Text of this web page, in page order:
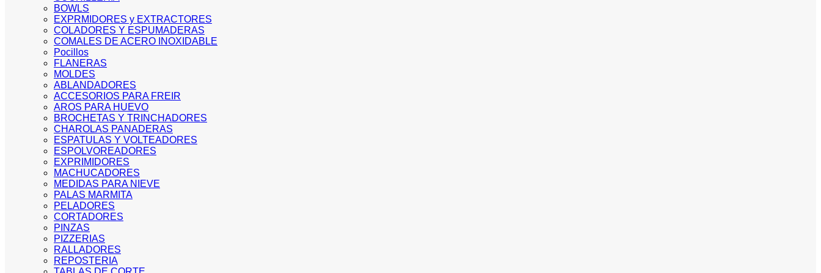
BOWLS
EXPRMIDORES y EXTRACTORES
COLADORES Y ESPUMADERAS
COMALES DE ACERO INOXIDABLE
Pocillos
FLANERAS
MOLDES
ABLANDADORES
ACCESORIOS PARA FREIR
AROS PARA HUEVO
BROCHETAS Y TRINCHADORES
CHAROLAS PANADERAS
ESPATULAS Y VOLTEADORES
ESPOLVOREADORES
EXPRIMIDORES
MACHUCADORES
MEDIDAS PARA NIEVE
PALAS MARMITA
PELADORES
CORTADORES
PINZAS
PIZZERIAS
RALLADORES
REPOSTERIA